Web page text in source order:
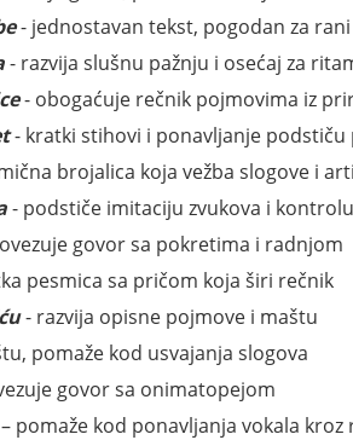
- jednostavan tekst, pogodan za
- razvija slušnu pažnju i osećaj za
- obogaćuje rečnik pojmovima iz
- kratki stihovi i ponavljanje podstiču
brojalica koja vežba slogove i
- podstiče imitaciju zvukova i
govor sa pokretima i radnjom
pesmica sa pričom koja širi rečnik
- razvija opisne pojmove i maštu
pomaže kod usvajanja slogova
govor sa onimatopejom
– pomaže kod ponavljanja vokala kroz